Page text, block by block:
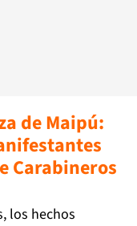
de Maipú:
Carabineros
los hechos